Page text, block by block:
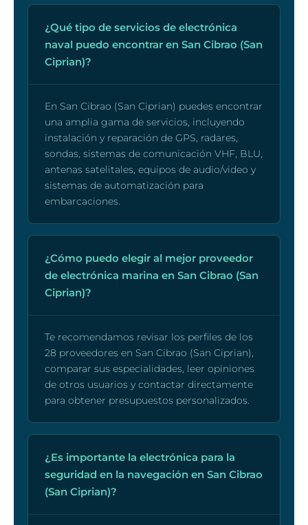
¿Qué tipo de servicios de electrónica
naval puedo encontrar en San Cibrao (San
Ciprian)?
En San Cibrao (San Ciprian) puedes encontrar
una amplia gama de servicios, incluyendo
instalación y reparación de GPS, radares,
sondas, sistemas de comunicación VHF, BLU,
antenas satelitales, equipos de audio/video y
sistemas de automatización para
embarcaciones.
¿Cómo puedo elegir al mejor proveedor
de electrónica marina en San Cibrao (San
Ciprian)?
Te recomendamos revisar los perfiles de los
28 proveedores en San Cibrao (San Ciprian),
comparar sus especialidades, leer opiniones
de otros usuarios y contactar directamente
para obtener presupuestos personalizados.
¿Es importante la electrónica para la
seguridad en la navegación en San Cibrao
(San Ciprian)?